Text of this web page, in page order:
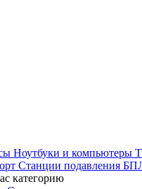
Ноутбуки и компьютеры
Станции подавления
категорию